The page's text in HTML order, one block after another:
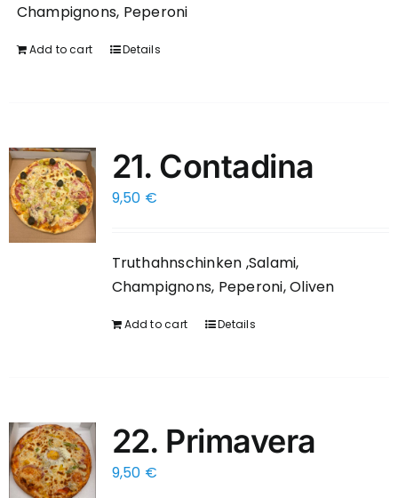
Champignons, Peperoni
Add to cart Details
21. Contadina
9,50 €
Truthahnschinken ,Salami,
Champignons, Peperoni, Oliven
Add to cart Details
22. Primavera
9,50 €